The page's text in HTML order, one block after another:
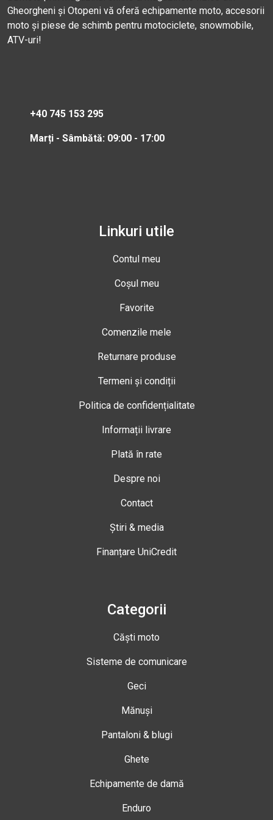
Gheorgheni și Otopeni vă oferă echipamente moto, accesorii
moto și piese de schimb pentru motociclete, snowmobile,
ATV-uri!
+40 745 153 295
Marți - Sâmbătă: 09:00 - 17:00
Linkuri utile
Contul meu
Coșul meu
Favorite
Comenzile mele
Returnare produse
Termeni și condiții
Politica de confidențialitate
Informații livrare
Plată în rate
Despre noi
Contact
Știri & media
Finanțare UniCredit
Categorii
Căști moto
Sisteme de comunicare
Geci
Mănuși
Pantaloni & blugi
Ghete
Echipamente de damă
Enduro